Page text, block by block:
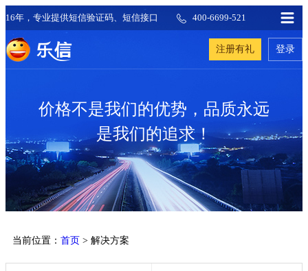
16年，专业提供短信验证码、短信接口 400-6699-521
注册有礼 登录
价格不是我们的优势，品质永远
是我们的追求！
当前位置： 首页 > 解决方案